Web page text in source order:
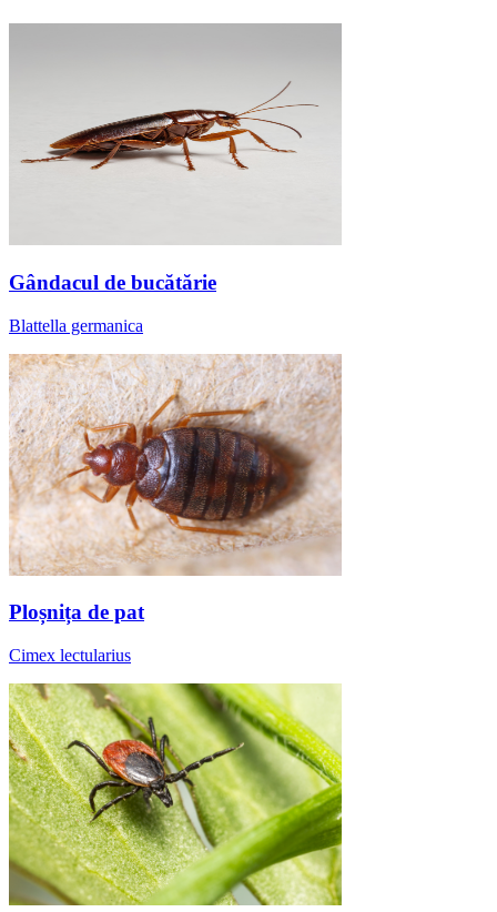
Gândacul de bucătărie
Blattella germanica
Ploșnița de pat
Cimex lectularius